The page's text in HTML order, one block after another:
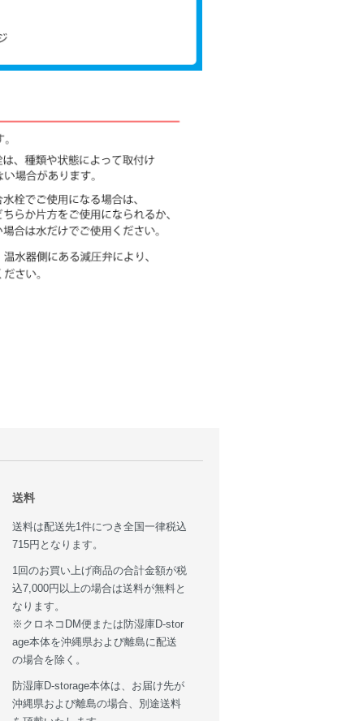
送料
送料は配送先1件につき全国一律税込
715円となります。
1回のお買い上げ商品の合計金額が税
込7,000円以上の場合は送料が無料と
なります。
※クロネコDM便または防湿庫D-stor
age本体を沖縄県および離島に配送
の場合を除く。
防湿庫D-storage本体は、お届け先が
沖縄県および離島の場合、別途送料